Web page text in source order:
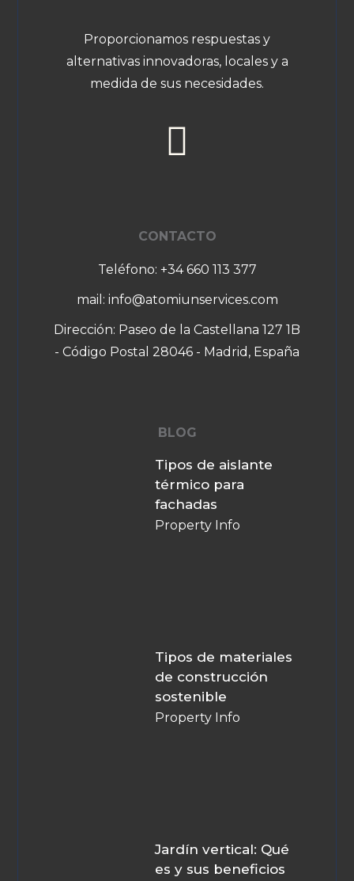
Proporcionamos respuestas y
alternativas innovadoras, locales y a
medida de sus necesidades.
CONTACTO
Teléfono: +34 660 113 377
mail: info@atomiunservices.com
Dirección: Paseo de la Castellana 127 1B
- Código Postal 28046 - Madrid, España
BLOG
Tipos de aislante
térmico para
fachadas
Property Info
Tipos de materiales
de construcción
sostenible
Property Info
Jardín vertical: Qué
es y sus beneficios